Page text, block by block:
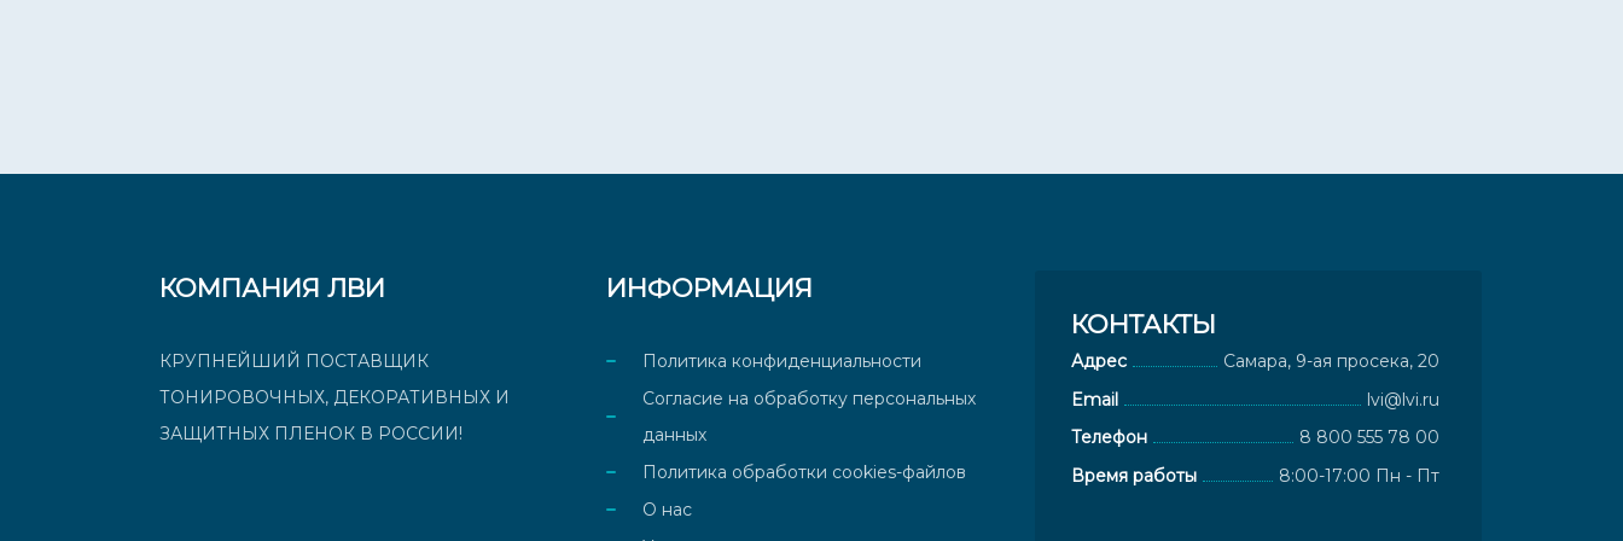
КОМПАНИЯ ЛВИ
КРУПНЕЙШИЙ ПОСТАВЩИК
ТОНИРОВОЧНЫХ, ДЕКОРАТИВНЫХ И
ЗАЩИТНЫХ ПЛЕНОК В РОССИИ!
ИНФОРМАЦИЯ
Политика конфиденциальности
Согласие на обработку персональных
данных
Политика обработки cookies-файлов
О нас
КОНТАКТЫ
Адрес
Самара, 9-ая просека, 20
Email
lvi@lvi.ru
Телефон
8 800 555 78 00
Время работы
8:00-17:00 Пн - Пт